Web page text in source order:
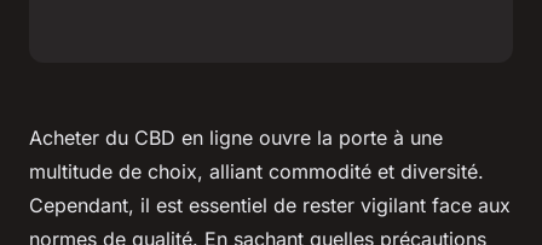
Acheter du CBD en ligne ouvre la porte à une
multitude de choix, alliant commodité et diversité.
Cependant, il est essentiel de rester vigilant face aux
normes de qualité. En sachant quelles précautions